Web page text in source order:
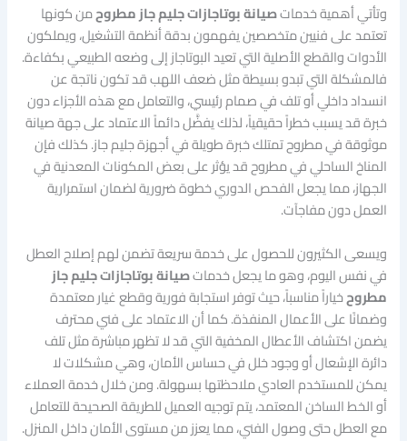
وتأتي أهمية خدماتصيانة بوتاجازات جليم جاز مطروحمن كونها
تعتمد على فنيين متخصصين يفهمون بدقة أنظمة التشغيل، ويملكون
الأدوات والقطع الأصلية التي تعيد البوتاجاز إلى وضعه الطبيعي بكفاءة.
فالمشكلة التي تبدو بسيطة مثل ضعف اللهب قد تكون ناتجة عن
انسداد داخلي أو تلف في صمام رئيسي، والتعامل مع هذه الأجزاء دون
خبرة قد يسبب خطراً حقيقياً، لذلك يفضَّل دائماً الاعتماد على جهة صيانة
موثوقة في مطروح تمتلك خبرة طويلة في أجهزة جليم جاز. كذلك فإن
المناخ الساحلي في مطروح قد يؤثر على بعض المكونات المعدنية في
الجهاز، مما يجعل الفحص الدوري خطوة ضرورية لضمان استمرارية
العمل دون مفاجآت.
ويسعى الكثيرون للحصول على خدمة سريعة تضمن لهم إصلاح العطل
في نفس اليوم، وهو ما يجعل خدماتصيانة بوتاجازات جليم جاز
مطروحخياراً مناسباً، حيث توفر استجابة فورية وقطع غيار معتمدة
وضمانًا على الأعمال المنفذة. كما أن الاعتماد على فني محترف
يضمن اكتشاف الأعطال المخفية التي قد لا تظهر مباشرة مثل تلف
دائرة الإشعال أو وجود خلل في حساس الأمان، وهي مشكلات لا
يمكن للمستخدم العادي ملاحظتها بسهولة. ومن خلال خدمة العملاء
أو الخط الساخن المعتمد، يتم توجيه العميل للطريقة الصحيحة للتعامل
مع العطل حتى وصول الفني، مما يعزز من مستوى الأمان داخل المنزل.